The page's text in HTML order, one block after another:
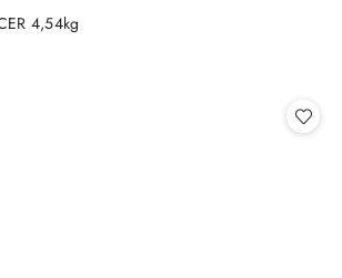
4,54kg